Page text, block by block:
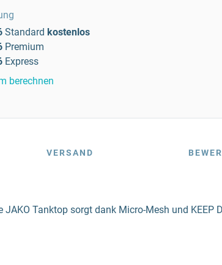
Standard kostenlos
Premium
Express
berechnen
VERSAND
Tanktop sorgt dank Micro-Mesh und KEEP